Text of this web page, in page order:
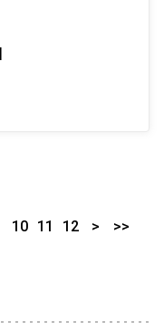
10 11 12 > >>